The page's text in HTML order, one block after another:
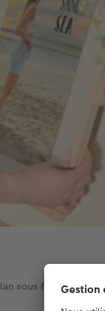
sous forme de